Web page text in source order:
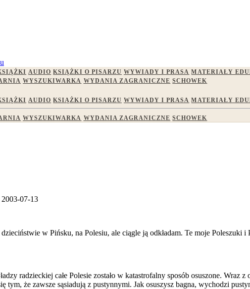
AUDIO KSIĄŻKI O PISARZU WYWIADY I PRASA MATERIAŁY
WYSZUKIWARKA WYDANIA ZAGRANICZNE SCHOWEK
AUDIO KSIĄŻKI O PISARZU WYWIADY I PRASA MATERIAŁY
WYSZUKIWARKA WYDANIA ZAGRANICZNE SCHOWEK
07-13
w Pińsku, na Polesiu, ale ciągle ją odkładam. Te moje Poleszuki i
radzieckiej całe Polesie zostało w katastrofalny sposób osuszone. Wraz
tym, że zawsze sąsiadują z pustynnymi. Jak osuszysz bagna, wychodzi